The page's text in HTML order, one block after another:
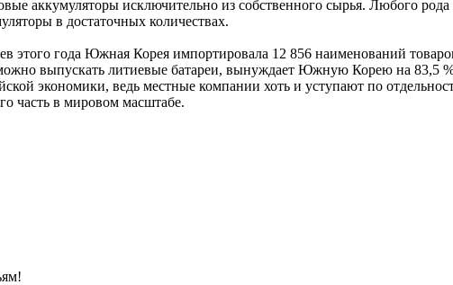
аккумуляторы исключительно из собственного сырья. Любого
в достаточных количествах.
этого года Южная Корея импортировала 12 856 наименований
выпускать литиевые батареи, вынуждает Южную Корею на 83,5
экономики, ведь местные компании хоть и уступают по
часть в мировом масштабе.